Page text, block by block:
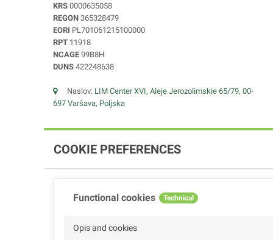
KRS 0000635058
REGON 365328479
EORI PL701061215100000
RPT 11918
NCAGE 99B8H
DUNS 422248638
Naslov: LIM Center XVI, Aleje Jerozolimskie 65/79, 00-
697 Varšava, Poljska
COOKIE PREFERENCES
Functional cookies Technical
Opis and cookies